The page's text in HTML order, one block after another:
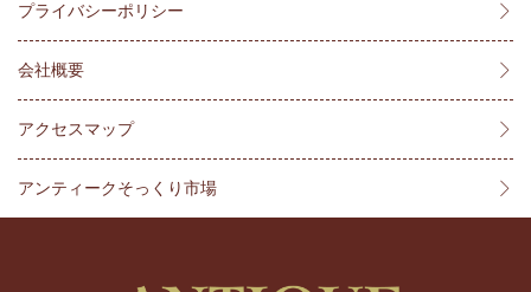
プライバシーポリシー
会社概要
アクセスマップ
アンティークそっくり市場